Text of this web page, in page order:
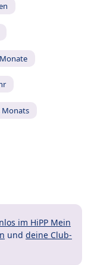
Monats
im HiPP Mein
und deine Club-